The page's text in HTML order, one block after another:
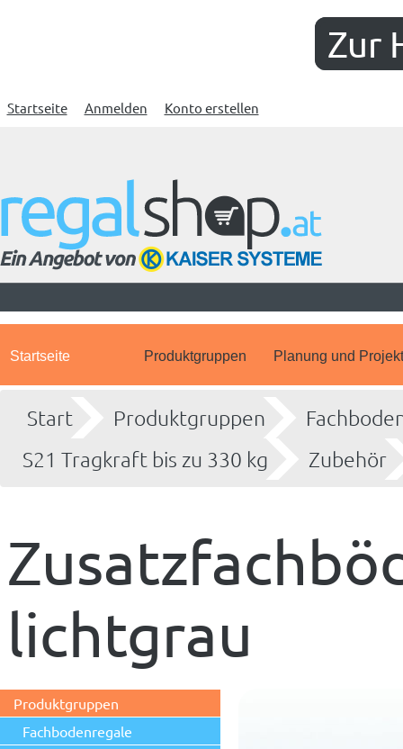
Zur
Startseite Anmelden Konto erstellen
Startseite Produktgruppen Planung und
Start Produktgruppen
S21 Tragkraft bis zu 330 kg
Zubehör
lichtgrau
Produktgruppen
Fachbodenregale